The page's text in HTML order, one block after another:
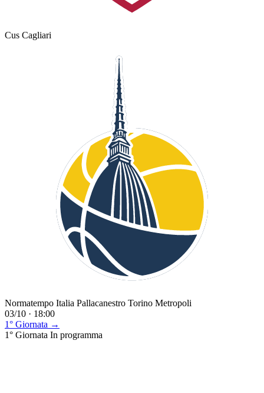
Cus Cagliari
Normatempo Italia Pallacanestro Torino Metropoli
03/10 · 18:00
1° Giornata →
1° Giornata In programma